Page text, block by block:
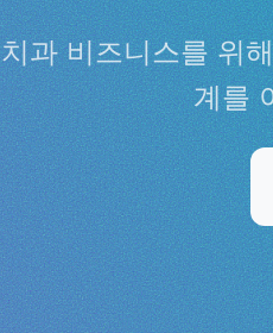
치과 비즈니스를 위
계를